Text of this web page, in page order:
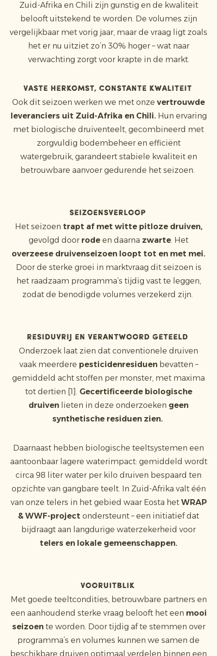
Zuid-Afrika en Chili zijn gunstig en de kwaliteit
belooft uitstekend te worden. De volumes zijn
vergelijkbaar met vorig jaar, maar de vraag ligt zoals
het er nu uitziet zo’n 30% hoger – wat naar
verwachting zorgt voor krapte in de markt.
Vaste herkomst, constante kwaliteit
Ook dit seizoen werken we met onze vertrouwde
leveranciers uit Zuid-Afrika en Chili.Hun ervaring
met biologische druiventeelt, gecombineerd met
zorgvuldig bodembeheer en efficiënt
watergebruik, garandeert stabiele kwaliteit en
betrouwbare aanvoer gedurende het seizoen.
Seizoensverloop
Het seizoen trapt af met witte pitloze druiven,
gevolgd door rode en daarna zwarte. Het
overzeese druivenseizoen loopt tot en met mei.
Door de sterke groei in marktvraag dit seizoen is
het raadzaam programma’s tijdig vast te leggen,
zodat de benodigde volumes verzekerd zijn.
Residuvrij en verantwoord geteeld
Onderzoek laat zien dat conventionele druiven
vaak meerdere pesticidenresiduenbevatten –
gemiddeld acht stoffen per monster, met maxima
tot dertien [1]. Gecertificeerde biologische
druiven lieten in deze onderzoeken geen
synthetische residuen zien.
Daarnaast hebben biologische teeltsystemen een
aantoonbaar lagere waterimpact: gemiddeld wordt
circa 98 liter water per kilo druiven bespaard ten
opzichte van gangbare teelt. In Zuid-Afrika valt één
van onze telers in het gebied waar Eosta het WRAP
& WWF-project ondersteunt – een initiatief dat
bijdraagt aan langdurige waterzekerheid voor
telers en lokale gemeenschappen.
Vooruitblik
Met goede teeltcondities, betrouwbare partners en
een aanhoudend sterke vraag belooft het een mooi
seizoente worden. Door tijdig af te stemmen over
programma’s en volumes kunnen we samen de
beschikbare druiven optimaal verdelen binnen een